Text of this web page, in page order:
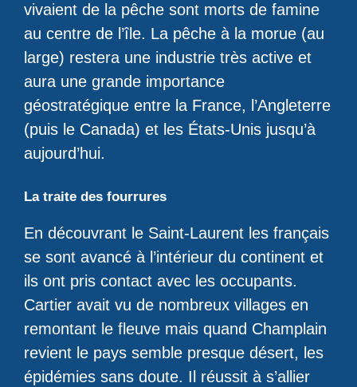
vivaient de la pêche sont morts de famine
au centre de l’île. La pêche à la morue (au
large) restera une industrie très active et
aura une grande importance
géostratégique entre la France, l’Angleterre
(puis le Canada) et les États-Unis jusqu’à
aujourd’hui.
La traite des fourrures
En découvrant le Saint-Laurent les français
se sont avancé à l’intérieur du continent et
ils ont pris contact avec les occupants.
Cartier avait vu de nombreux villages en
remontant le fleuve mais quand Champlain
revient le pays semble presque désert, les
épidémies sans doute. Il réussit à s’allier